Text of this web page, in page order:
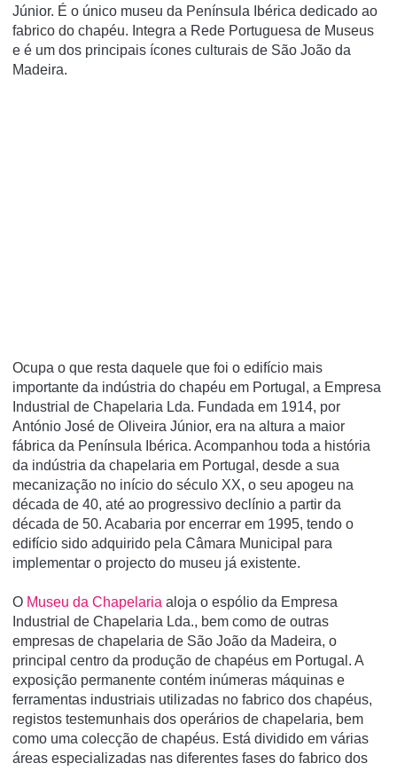
Júnior. É o único museu da Pení­nsula Ibérica dedicado ao
fabrico do chapéu. Integra a Rede Portuguesa de Museus
e é um dos principais í­cones culturais de São João da
Madeira.
Ocupa o que resta daquele que foi o edifí­cio mais
importante da indústria do chapéu em Portugal, a Empresa
Industrial de Chapelaria Lda. Fundada em 1914, por
António José de Oliveira Júnior, era na altura a maior
fábrica da Pení­nsula Ibérica. Acompanhou toda a história
da indústria da chapelaria em Portugal, desde a sua
mecanização no iní­cio do século XX, o seu apogeu na
década de 40, até ao progressivo declí­nio a partir da
década de 50. Acabaria por encerrar em 1995, tendo o
edifí­cio sido adquirido pela Câmara Municipal para
implementar o projecto do museu já existente.
O Museu da Chapelaria aloja o espólio da Empresa
Industrial de Chapelaria Lda., bem como de outras
empresas de chapelaria de São João da Madeira, o
principal centro da produção de chapéus em Portugal. A
exposição permanente contém inúmeras máquinas e
ferramentas industriais utilizadas no fabrico dos chapéus,
registos testemunhais dos operários de chapelaria, bem
como uma colecção de chapéus. Está dividido em várias
áreas especializadas nas diferentes fases do fabrico dos